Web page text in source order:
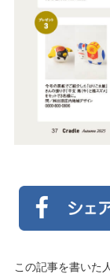
この記事を書いた人